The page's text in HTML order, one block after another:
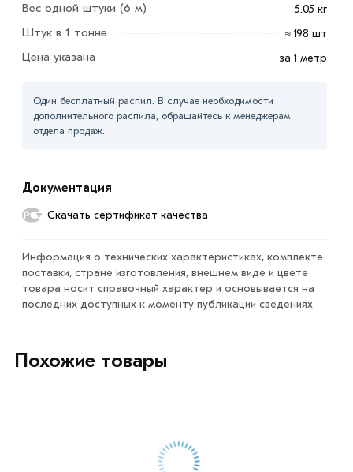
изделий.
Для приобретения данной позиции, кликните мышкой
«Добавить в корзину»
или нажмите на кнопку
контактам указанным на сайте.
Условия доставки и цены на товар Труба профильная
Москве и области. Наши профессиональные
менеджеры обработают заказ и свяжутся с Вами для
Данний товар от производителя сертифицирован,
соответствует всем стандартам качества. Возврат
купленного товарa в течение 7 дней (наличие чека
Вес одной штуки (6 м) 5.05 кг
Штук в 1 тонне ≈ 198 шт
Цена указана за 1 метр
Один бесплатный распил. В случае необходимости
дополнительного распила, обращайтесь к менеджерам
отдела продаж.
Документация
Скачать сертификат качества
Информация о технических характеристиках, комплекте
поставки, стране изготовления, внешнем виде и цвете
товара носит справочный характер и основывается на
последних доступных к моменту публикации сведениях
Похожие товары